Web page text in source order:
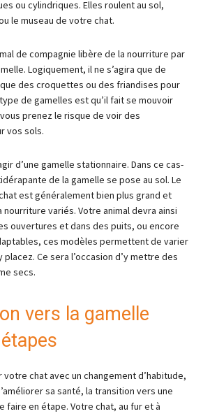
ou cylindriques. Elles roulent au sol,
le museau de votre chat.
de compagnie libère de la nourriture par
Logiquement, il ne s’agira que de
des croquettes ou des friandises pour
de gamelles est qu’il fait se mouvoir
prenez le risque de voir des
vos sols.
d’une gamelle stationnaire. Dans ce cas-
de la gamelle se pose au sol. Le
est généralement bien plus grand et
variés. Votre animal devra ainsi
ouvertures et dans des puits, ou encore
ces modèles permettent de varier
Ce sera l’occasion d’y mettre des
secs.
vers la gamelle
chat avec un changement d’habitude,
sa santé, la transition vers une
faire en étape. Votre chat, au fur et à